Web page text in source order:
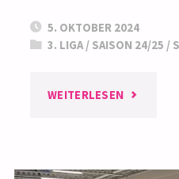
5. OKTOBER 2024
3. LIGA/ SAISON 24/25 /
WEITERLESEN"3.
DEFTIGE